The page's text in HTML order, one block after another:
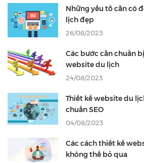
Những yếu tố cần có
lịch đẹp
26/08/2023
Các bước cần chuẩn
website du lịch
24/08/2023
Thiết kế website du
chuẩn SEO
04/08/2023
Các cách thiết kế
không thể bỏ qua